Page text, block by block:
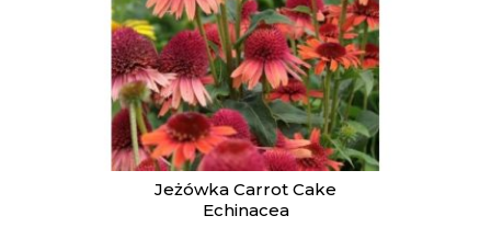
Jeżówka Carrot Cake
Echinacea